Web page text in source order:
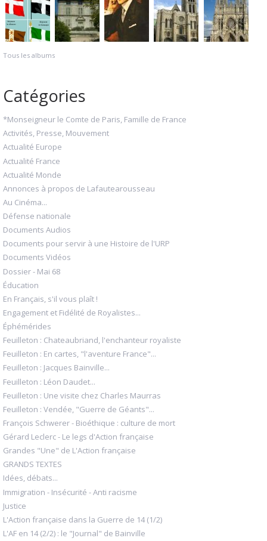
Tous les albums
Catégories
*Monseigneur le Comte de Paris, Famille de France
Activités, Presse, Mouvement
Actualité Europe
Actualité France
Actualité Monde
Annonces à propos de Lafautearousseau
Au Cinéma...
Défense nationale
Documents Audios
Documents pour servir à une Histoire de l'URP
Documents Vidéos
Dossier - Mai 68
Éducation
En Français, s'il vous plaît !
Engagement et Fidélité de Royalistes...
Éphémérides
Feuilleton : Chateaubriand, l'enchanteur royaliste
Feuilleton : En cartes, "l'aventure France"...
Feuilleton : Jacques Bainville...
Feuilleton : Léon Daudet...
Feuilleton : Une visite chez Charles Maurras
Feuilleton : Vendée, "Guerre de Géants"...
François Schwerer - Bioéthique : culture de mort
Gérard Leclerc - Le legs d'Action française
Grandes "Une" de L'Action française
GRANDS TEXTES
Idées, débats...
Immigration - Insécurité - Anti racisme
Justice
L'Action française dans la Guerre de 14 (1/2)
L'AF en 14 (2/2) : le "Journal" de Bainville